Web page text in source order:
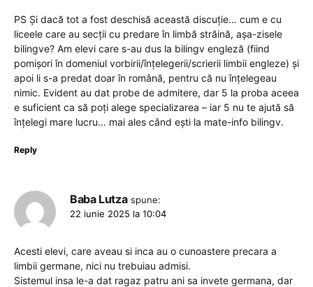
PS Și dacă tot a fost deschisă această discuție… cum e cu
liceele care au secții cu predare în limbă străină, așa-zisele
bilingve? Am elevi care s-au dus la bilingv engleză (fiind
pomișori în domeniul vorbirii/înțelegerii/scrierii limbii engleze) și
apoi li s-a predat doar în română, pentru că nu înțelegeau
nimic. Evident au dat probe de admitere, dar 5 la proba aceea
e suficient ca să poți alege specializarea – iar 5 nu te ajută să
înțelegi mare lucru… mai ales când ești la mate-info bilingv.
Reply
Baba Lutza spune:
22 iunie 2025 la 10:04
Acesti elevi, care aveau si inca au o cunoastere precara a
limbii germane, nici nu trebuiau admisi.
Sistemul insa le-a dat ragaz patru ani sa invete germana, dar